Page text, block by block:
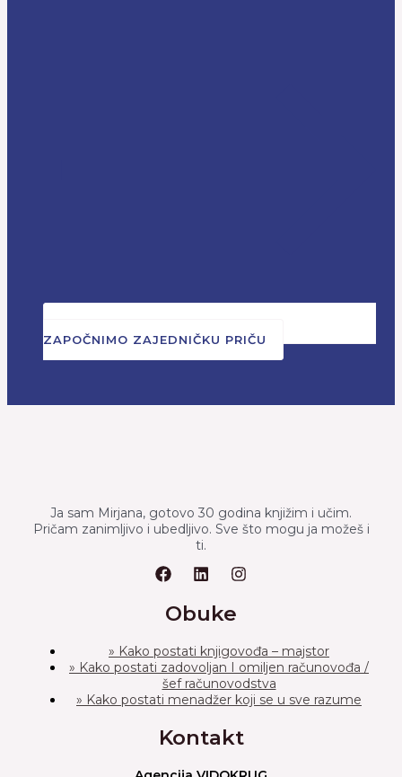
ZAPOČNIMO ZAJEDNIČKU PRIČU
Ja sam Mirjana, gotovo 30 godina knjižim i učim.
Pričam zanimljivo i ubedljivo. Sve što mogu ja možeš i
ti.
Obuke
» Kako postati knjigovođa – majstor
» Kako postati zadovoljan I omiljen računovođa /
šef računovodstva
» Kako postati menadžer koji se u sve razume
Kontakt